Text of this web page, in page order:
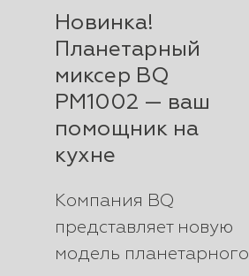
Новинка!
Планетарный
миксер BQ
PM1002 — ваш
помощник на
кухне
Компания BQ
представляет новую
модель планетарного